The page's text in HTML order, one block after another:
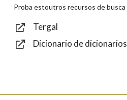
Enviar
Proba estoutros recursos de busca
Tergal
Dicionario de dicionarios